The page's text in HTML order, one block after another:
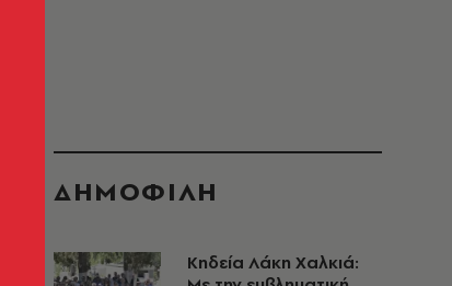
ΔΗΜΟΦΙΛΗ
Κηδεία Λάκη Χαλκιά: